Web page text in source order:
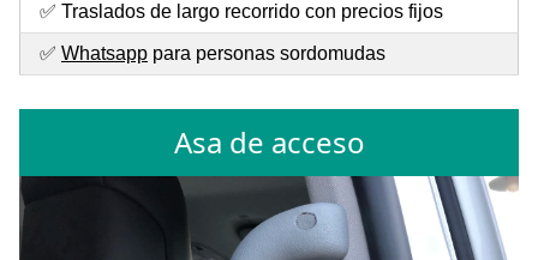
✅ Traslados de largo recorrido con precios fijos
✅ Whatsapp para personas sordomudas
Asa de acceso